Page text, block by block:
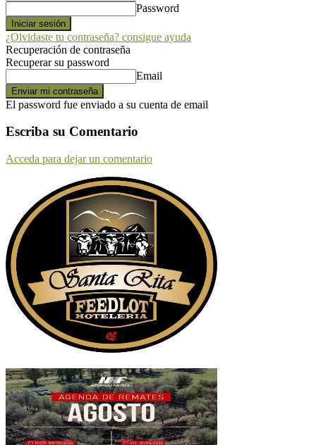
Password
¿Olvidaste tu contraseña? consigue ayuda
Recuperación de contraseña
Recuperar su password
Email
El password fue enviado a su cuenta de email
Escriba su Comentario
Acceda para dejar un comentario